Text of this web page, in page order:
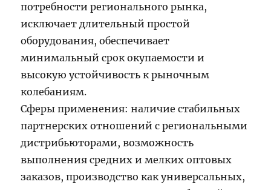
потребности регионального рынка,
исключает длительный простой
оборудования, обеспечивает
минимальный срок окупаемости и
высокую устойчивость к рыночным
колебаниям.
Сферы применения: наличие стабильных
партнерских отношений с региональными
дистрибьюторами, возможность
выполнения средних и мелких оптовых
заказов, производство как универсальных,